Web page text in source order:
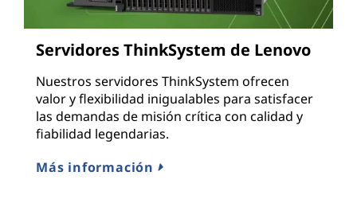
Servidores ThinkSystem de Lenovo
Nuestros servidores ThinkSystem ofrecen
valor y flexibilidad inigualables para satisfacer
las demandas de misión crítica con calidad y
fiabilidad legendarias.
Más información